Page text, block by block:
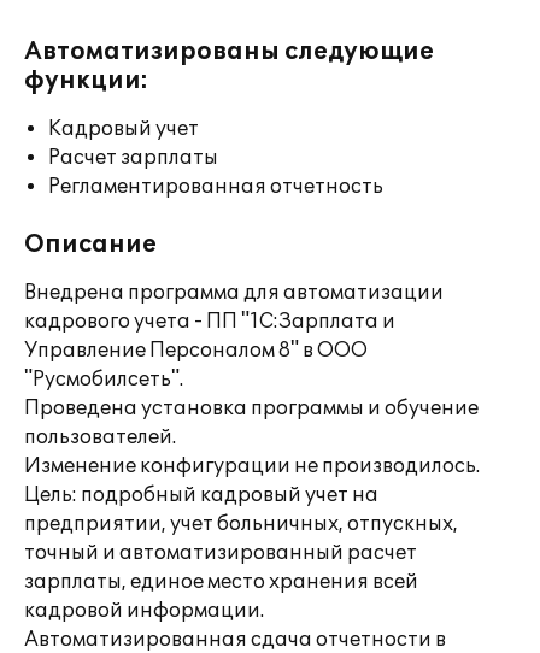
Автоматизированы следующие
функции:
Кадровый учет
Расчет зарплаты
Регламентированная отчетность
Описание
Внедрена программа для автоматизации
кадрового учета - ПП "1С:Зарплата и
Управление Персоналом 8" в ООО
"Русмобилсеть".
Проведена установка программы и обучение
пользователей.
Изменение конфигурации не производилось.
Цель: подробный кадровый учет на
предприятии, учет больничных, отпускных,
точный и автоматизированный расчет
зарплаты, единое место хранения всей
кадровой информации.
Автоматизированная сдача отчетности в